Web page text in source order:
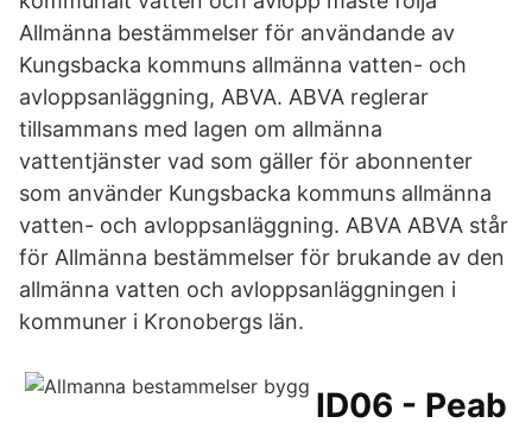
Allmänna bestämmelser för användande av
Kungsbacka kommuns allmänna vatten- och
avloppsanläggning, ABVA. ABVA reglerar
tillsammans med lagen om allmänna
vattentjänster vad som gäller för abonnenter
som använder Kungsbacka kommuns allmänna
vatten- och avloppsanläggning. ABVA ABVA står
för Allmänna bestämmelser för brukande av den
allmänna vatten och avloppsanläggningen i
kommuner i Kronobergs län.
ID06 - Peab